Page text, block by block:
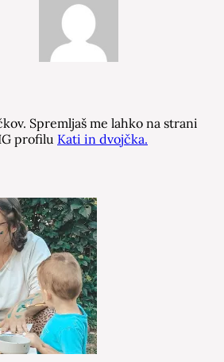
Spremljaš me lahko na strani
profilu Kati in dvojčka.